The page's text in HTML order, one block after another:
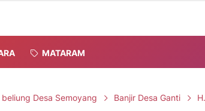
MATARAM
Desa Semoyang Banjir Desa Ganti